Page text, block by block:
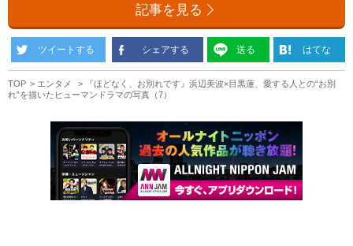
記事を見る
ツイートする シェアする 送る はてな
TOP エンタメ
『ほどなく、お別れです』浜辺美波×目黒蓮、愛する人との“お別
れ”を描いたヒューマンドラマの写真（7）